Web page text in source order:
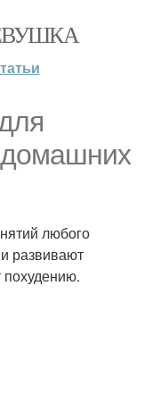
любого
развивают
похудению.